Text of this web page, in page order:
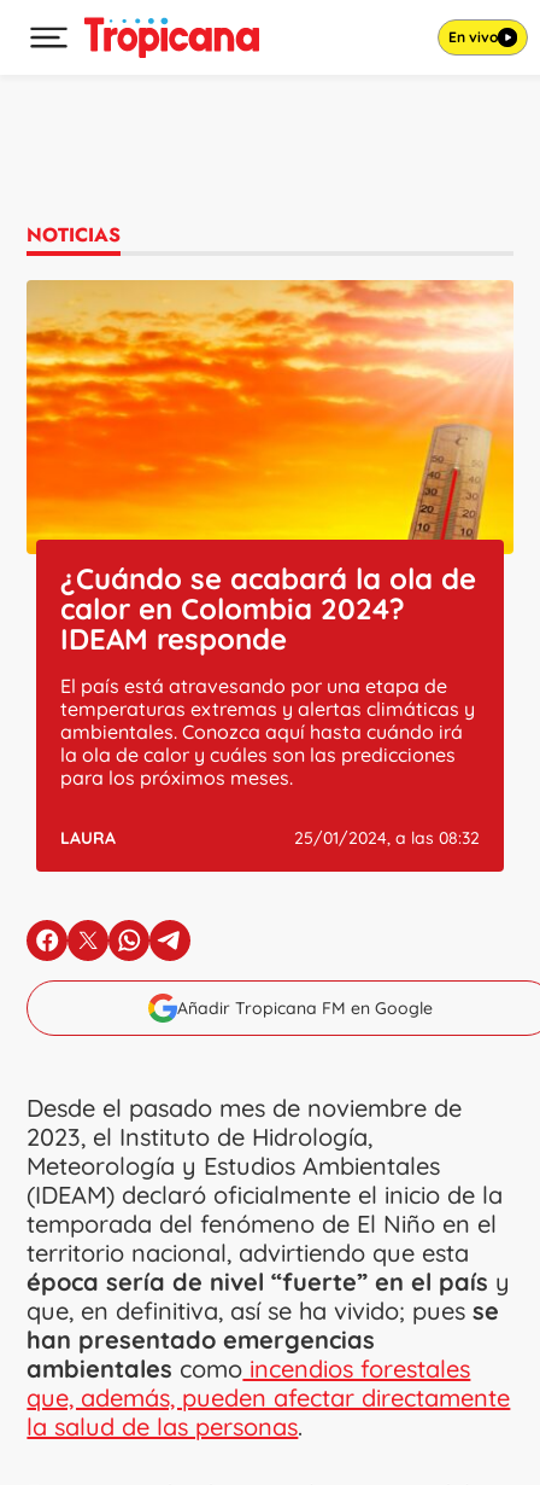
Desplegar menú principal En vivo
NOTICIAS
¿Cuándo se acabará la ola de
calor en Colombia 2024?
IDEAM responde
El país está atravesando por una etapa de
temperaturas extremas y alertas climáticas y
ambientales. Conozca aquí hasta cuándo irá
la ola de calor y cuáles son las predicciones
para los próximos meses.
LAURA 25/01/2024, a las 08:32
en Facebook
en Xen Whatsapp
en Telegram
Añadir Tropicana FM en Google
Desde el pasado mes de noviembre de
2023, el Instituto de Hidrología,
Meteorología y Estudios Ambientales
(IDEAM) declaró oficialmente el inicio de la
temporada del fenómeno de El Niño en el
territorio nacional, advirtiendo que esta
época sería de nivel “fuerte” en el país y
que, en definitiva, así se ha vivido; pues se
han presentado emergencias
ambientales como incendios forestales
que, además, pueden afectar directamente
la salud de las personas.